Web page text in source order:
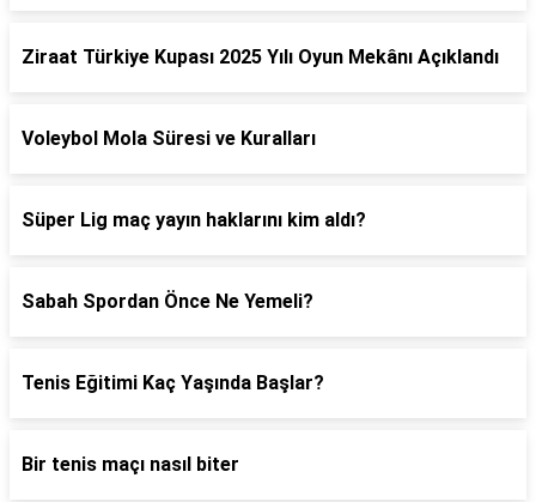
Ziraat Türkiye Kupası 2025 Yılı Oyun Mekânı Açıklandı
Voleybol Mola Süresi ve Kuralları
Süper Lig maç yayın haklarını kim aldı?
Sabah Spordan Önce Ne Yemeli?
Tenis Eğitimi Kaç Yaşında Başlar?
Bir tenis maçı nasıl biter